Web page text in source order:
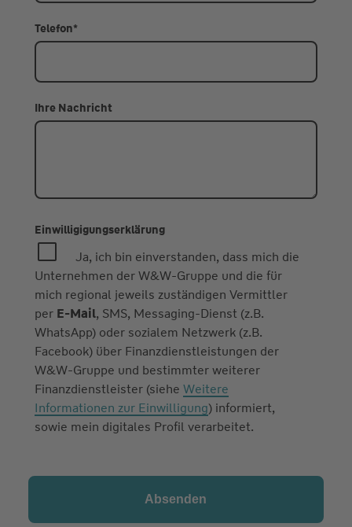
Telefon*
Ihre Nachricht
Einwilligigungserklärung
Ja, ich bin einverstanden, dass mich die
Unternehmen der W&W-Gruppe und die für
mich regional jeweils zuständigen Vermittler
per E-Mail, SMS, Messaging-Dienst (z.B.
WhatsApp) oder sozialem Netzwerk (z.B.
Facebook) über Finanzdienstleistungen der
W&W-Gruppe und bestimmter weiterer
Finanzdienstleister (siehe Weitere
Informationen zur Einwilligung) informiert,
sowie mein digitales Profil verarbeitet.